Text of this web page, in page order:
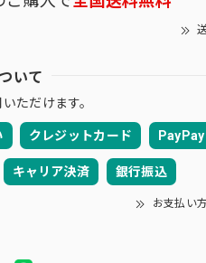
いて
ただけます。
クレジットカード PayPay
キャリア決済 銀行振込
お支払い